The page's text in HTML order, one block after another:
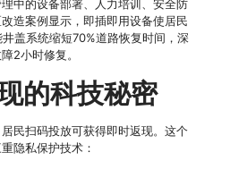
中的设备部署、人力培训、安全防
造案例显示，即插即用设备使居民
盖系统缩短70%道路恢复时间，深
2小时修复。
的科技秘密
民扫码投放可获得即时返现。这个
隐私保护技术：